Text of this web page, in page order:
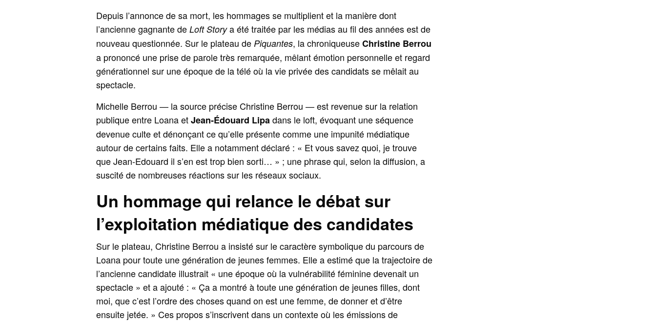
Depuis l’annonce de sa mort, les hommages se multiplient et la manière dont
l’ancienne gagnante deLoft Storya été traitée par les médias au fil des années est de
nouveau questionnée. Sur le plateau de Piquantes, la chroniqueuseChristine Berrou
a prononcé une prise de parole très remarquée, mêlant émotion personnelle et regard
générationnel sur une époque de la télé où la vie privée des candidats se mêlait au
spectacle.
Michelle Berrou — la source précise Christine Berrou — est revenue sur la relation
publique entre Loana etJean‑Édouard Lipadans le loft, évoquant une séquence
devenue culte et dénonçant ce qu’elle présente comme une impunité médiatique
autour de certains faits. Elle a notamment déclaré : « Et vous savez quoi, je trouve
que Jean‑Edouard il s’en est trop bien sorti… » ; une phrase qui, selon la diffusion, a
suscité de nombreuses réactions sur les réseaux sociaux.
Un hommage qui relance le débat sur
l’exploitation médiatique des candidates
Sur le plateau, Christine Berrou a insisté sur le caractère symbolique du parcours de
Loana pour toute une génération de jeunes femmes. Elle a estimé que la trajectoire de
l’ancienne candidate illustrait « une époque où la vulnérabilité féminine devenait un
spectacle » et a ajouté : « Ça a montré à toute une génération de jeunes filles, dont
moi, que c’est l’ordre des choses quand on est une femme, de donner et d’être
ensuite jetée. » Ces propos s’inscrivent dans un contexte où les émissions de